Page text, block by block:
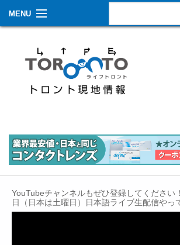
MENU
生活情報
その他
イベントカレンダー
Contact
YouTubeチャンネルもぜひ登録してください
日（日本は土曜日）日本語ライブ生配信やっ